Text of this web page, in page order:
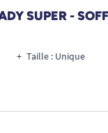
SUPER -
Taille : Unique